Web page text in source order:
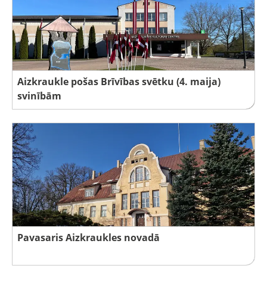
Aizkraukle pošas Brīvības svētku (4. maija)
svinībām
Pavasaris Aizkraukles novadā